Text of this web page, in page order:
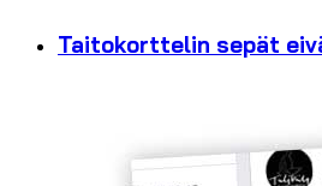
Taitokorttelin sepät